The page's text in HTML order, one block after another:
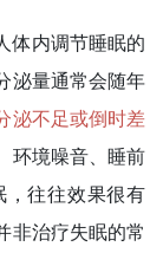
体内调节睡眠的
泌量通常会随年
泌不足或倒时差
环境噪音、睡前
往往效果很有
非治疗失眠的常